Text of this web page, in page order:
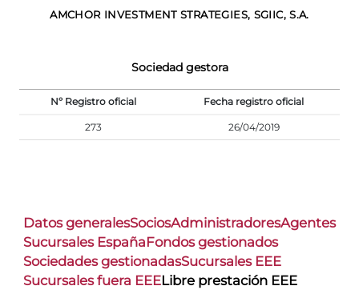
AMCHOR INVESTMENT STRATEGIES, SGIIC, S.A.
Sociedad gestora
Nº Registro oficial Fecha registro oficial
273 26/04/2019
Datos generalesSociosAdministradoresAgentes
Sucursales EspañaFondos gestionados
Sociedades gestionadasSucursales EEE
Sucursales fuera EEELibre prestación EEE